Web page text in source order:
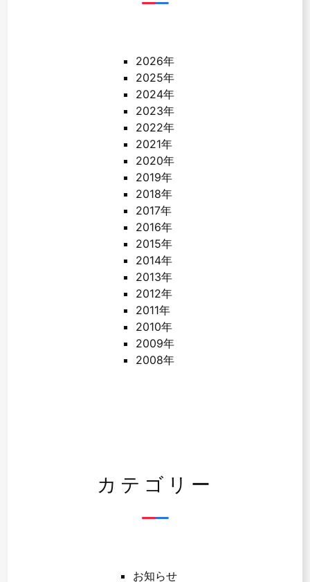
2026年
2025年
2024年
2023年
2022年
2021年
2020年
2019年
2018年
2017年
2016年
2015年
2014年
2013年
2012年
2011年
2010年
2009年
2008年
カテゴリー
お知らせ